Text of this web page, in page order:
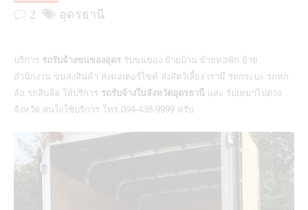
2 อุดรธานี
บริการ รถรับจ้างขนของอุดร รับขนของ ย้ายบ้าน ย้ายหอพัก ย้าย
สำนักงาน ขนส่งสินค้า ส่งมอเตอร์ไซค์ ส่งสัตว์เลี้ยง เรามี รถกระบะ รถหก
ล้อ รถสิบล้อ ให้บริการ รถรับจ้างในจังหวัดอุดรธานี และ รับเหมาไปต่าง
จังหวัด สนใจใช้บริการ โทร.094-438-9999 ครับ